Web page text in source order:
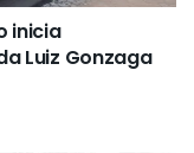
inicia
Luiz Gonzaga